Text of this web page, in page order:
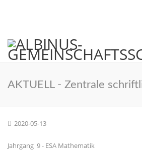
AKTUELL - Zentrale
2020-05-13
Jahrgang 9 - ESA Mathematik